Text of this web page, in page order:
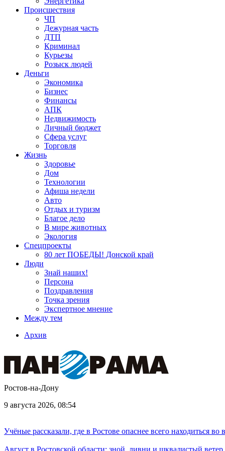
Происшествия
ЧП
Дежурная часть
ДТП
Криминал
Курьезы
Розыск людей
Деньги
Экономика
Бизнес
Финансы
АПК
Недвижимость
Личный бюджет
Сфера услуг
Торговля
Жизнь
Здоровье
Дом
Технологии
Афиша недели
Авто
Отдых и туризм
Благое дело
В мире животных
Экология
Спецпроекты
80 лет ПОБЕДЫ! Донской край
Люди
Знай наших!
Персона
Поздравления
Точка зрения
Экспертное мнение
Между тем
Архив
Ростов-на-Дону
9 августа 2026, 08:54
Учёные рассказали, где в Ростове опаснее всего находиться во
Август в Ростовской области: зной, ливни и шквалистый ветер